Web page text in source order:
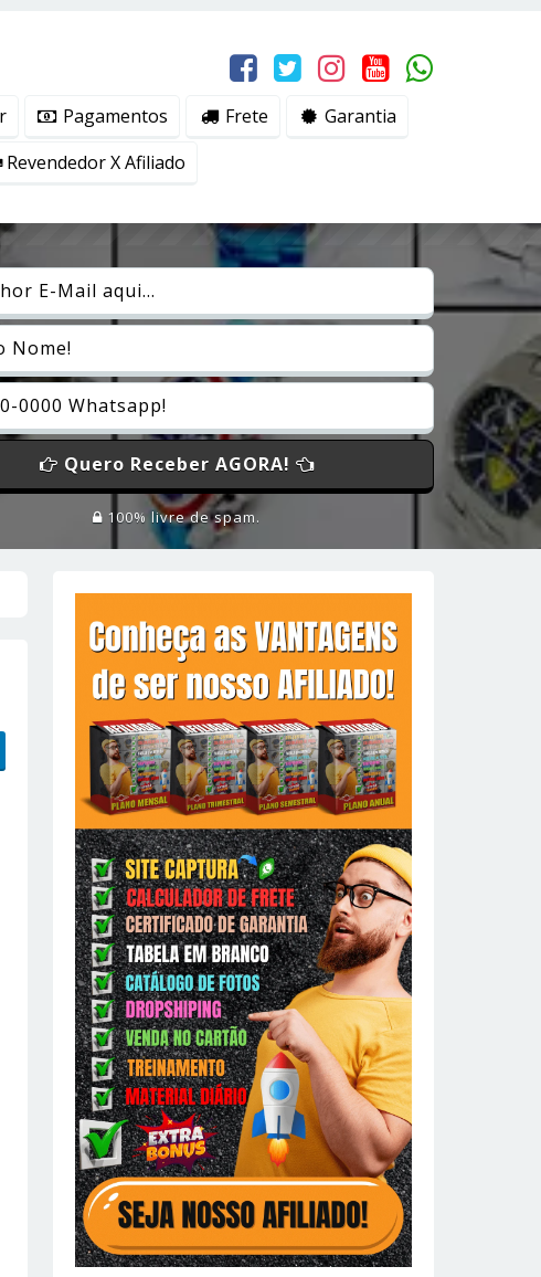
Pagamentos Frete
Garantia
Revendedor X Afiliado
Quero Receber AGORA!
100% livre de spam.